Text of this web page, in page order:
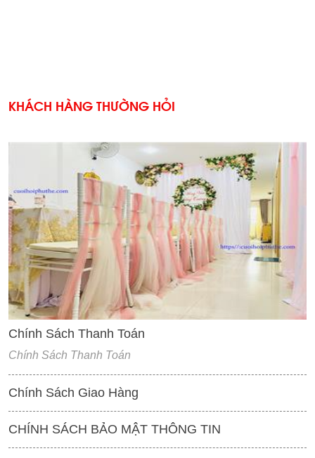
KHÁCH HÀNG THƯỜNG HỎI
'
Chính Sách Thanh Toán
Chính Sách Thanh Toán
Chính Sách Giao Hàng
CHÍNH SÁCH BẢO MẬT THÔNG TIN